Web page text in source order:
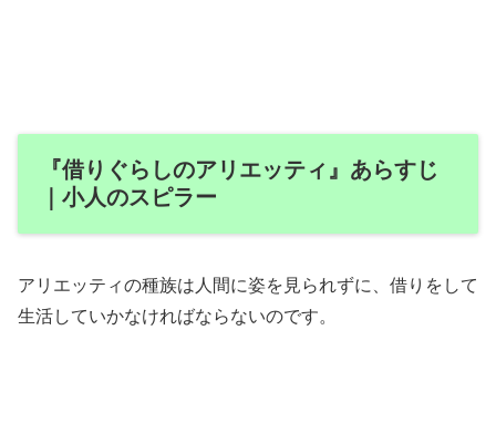
『借りぐらしのアリエッティ』あらすじ
｜小人のスピラー
アリエッティの種族は人間に姿を見られずに、借りをして
生活していかなければならないのです。